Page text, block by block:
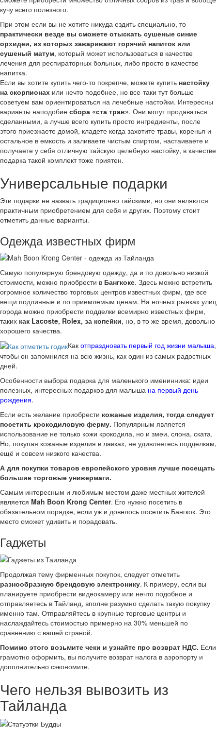
кучу всего полезного.
При этом если вы не хотите никуда ездить специально, то
практически везде вы сможете отыскать сушеные синие
орхидеи, из которых заваривают горячий напиток или
сушеный матум, который может использоваться в качестве
лечения для респираторных больных, либо просто в качестве
напитка.
Если вы хотите купить чего-то покрепче, можете купить настойку
на скорпионах или нечто подобнее, но все-таки тут больше
советуем вам ориентироваться на лечебные настойки. Интересны
варианты наподобие сбора «ста трав». Они могут продаваться
сделанными, а лучше всего купить просто ингредиенты, после
этого приезжаете домой, кладете когда захотите травы, коренья и
остальное в емкость и заливаете чистым спиртом, настаиваете и
получаете у себя отличную тайскую целебную настойку, в качестве
подарка такой комплект тоже приятен.
Универсальные подарки
Эти подарки не назвать традиционно тайскими, но они являются
практичным приобретением для себя и других. Поэтому стоит
отметить данные варианты.
Одежда известных фирм
Самую популярную брендовую одежду, да и по довольно низкой
стоимости, можно приобрести в Бангкоке. Здесь можно встретить
огромное количество торговых центров известных фирм, где все
вещи подлинные и по приемлемым ценам. На ночных рынках улиц
города можно приобрести подделки всемирно известных фирм,
таких как Lacoste, Rolex, за копейки, но, в то же время, довольно
хорошего качества.
Как отпраздновать первый год жизни малыша,
чтобы он запомнился на всю жизнь, как один из самых радостных
дней.
Особенности выбора подарка для маленького именинника: идеи
полезных, интересных подарков для малыша на первый день
рождения.
Если есть желание приобрести кожаные изделия, тогда следует
посетить крокодиловую ферму. Популярным является
использование не только кожи крокодила, но и змеи, слона, ската.
Но, покупая кожаные изделия в лавках, не удивляетесь подделкам,
ещё и совсем низкого качества.
А для покупки товаров европейского уровня лучше посещать
большие торговые универмаги.
Самым интересным и любимым местом даже местных жителей
является Mah Boon Krong Center. Его нужно посетить в
обязательном порядке, если уж и довелось посетить Бангкок. Это
место сможет удивить и порадовать.
Гаджеты
Продолжая тему фирменных покупок, следует отметить
разнообразную брендовую электронику. К примеру, если вы
планируете приобрести видеокамеру или нечто подобное и
отправляетесь в Тайланд, вполне разумно сделать такую покупку
именно там. Отправляйтесь в крупные торговые центры и
наслаждайтесь стоимостью примерно на 30% меньшей по
сравнению с вашей страной.
Помимо этого возьмите чеки и узнайте про возврат НДС. Если
грамотно оформить, вы получите возврат налога в аэропорту и
дополнительно сэкономите.
Чего нельзя вывозить из
Тайланда